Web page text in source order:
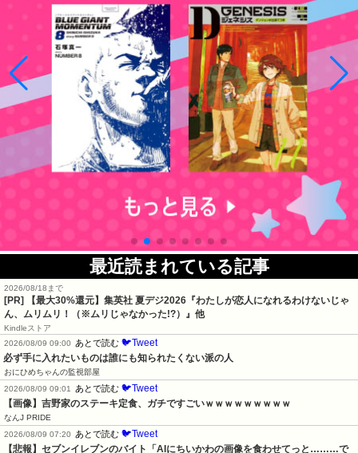
最近読まれている記事
2026/08/18まで
[PR]
【最大30%還元】集英社 夏デジ2026『わたしが恋人になれるわけないじゃ
ん、ムリムリ！（※ムリじゃなかった!?）』他
Kindleストア
2026/08/09 09:00
あとで読む 🐦Tweet
必ず手に入れたいものは誰にも知られたくない派の人
おにひめちゃんの監視部屋
2026/08/09 09:01
あとで読む 🐦Tweet
【画像】吉野家のステーキ定食、ガチですごいｗｗｗｗｗｗｗｗｗ
なんJ PRIDE
2026/08/09 07:20
あとで読む 🐦Tweet
【悲報】セブンイレブンのバイト「AIにちいかわの画像を食わせてっと………で